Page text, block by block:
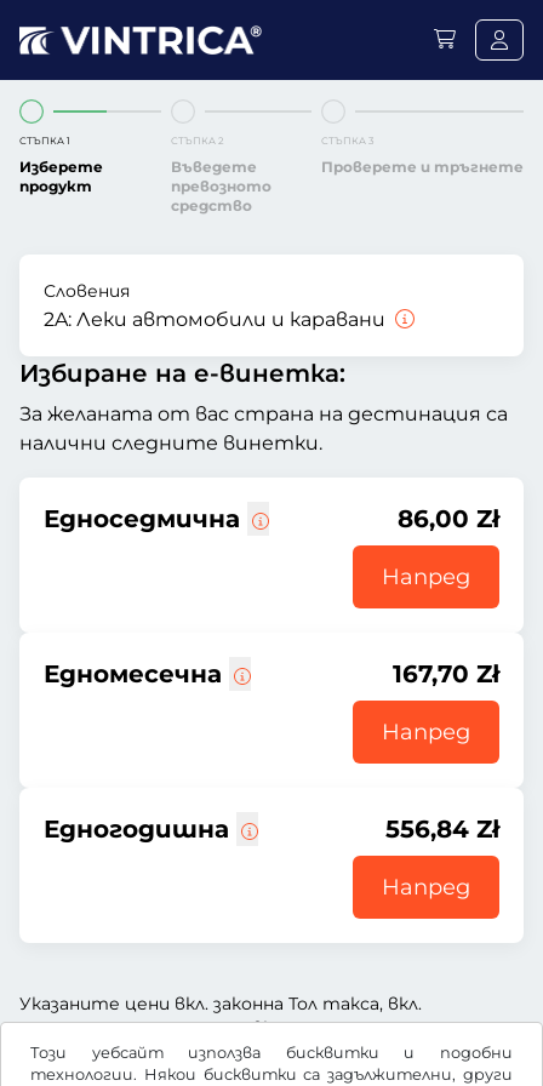
Този уебсайт използва бисквитки и подобни
технологии. Някои бисквитки са задължителни, други
СТЪПКА 1
Изберете
продукт
СТЪПКА 2
Въведете
превозното
средство
СТЪПКА 3
Проверете и тръгнете
Словения
2A: Леки автомобили и каравани
Избиране на е-винетка:
За желаната от вас страна на дестинация са
налични следните винетки.
Едноседмична 86,00 Zł
Напред
Едномесечна 167,70 Zł
Напред
Едногодишна 556,84 Zł
Напред
Указаните цени вкл. законна Тол такса, вкл.
заплащане за услугата и вкл. ДДС